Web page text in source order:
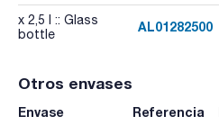
x 2,5 l :: Glass
bottle
AL01282500
Otros envases
Envase Referencia